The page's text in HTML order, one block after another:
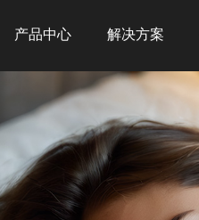
产品中心 解决方案